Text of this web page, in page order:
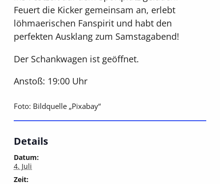
Feuert die Kicker gemeinsam an, erlebt
löhmaerischen Fanspirit und habt den
perfekten Ausklang zum Samstagabend!
Der Schankwagen ist geöffnet.
Anstoß: 19:00 Uhr
Foto: Bildquelle „Pixabay“
Details
Datum:
4. Juli
Zeit: